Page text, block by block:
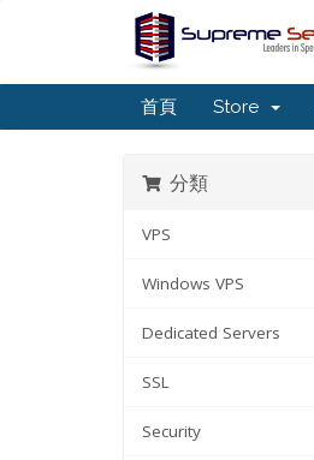
首頁 Store
分類
VPS
Windows VPS
Dedicated Servers
SSL
Security